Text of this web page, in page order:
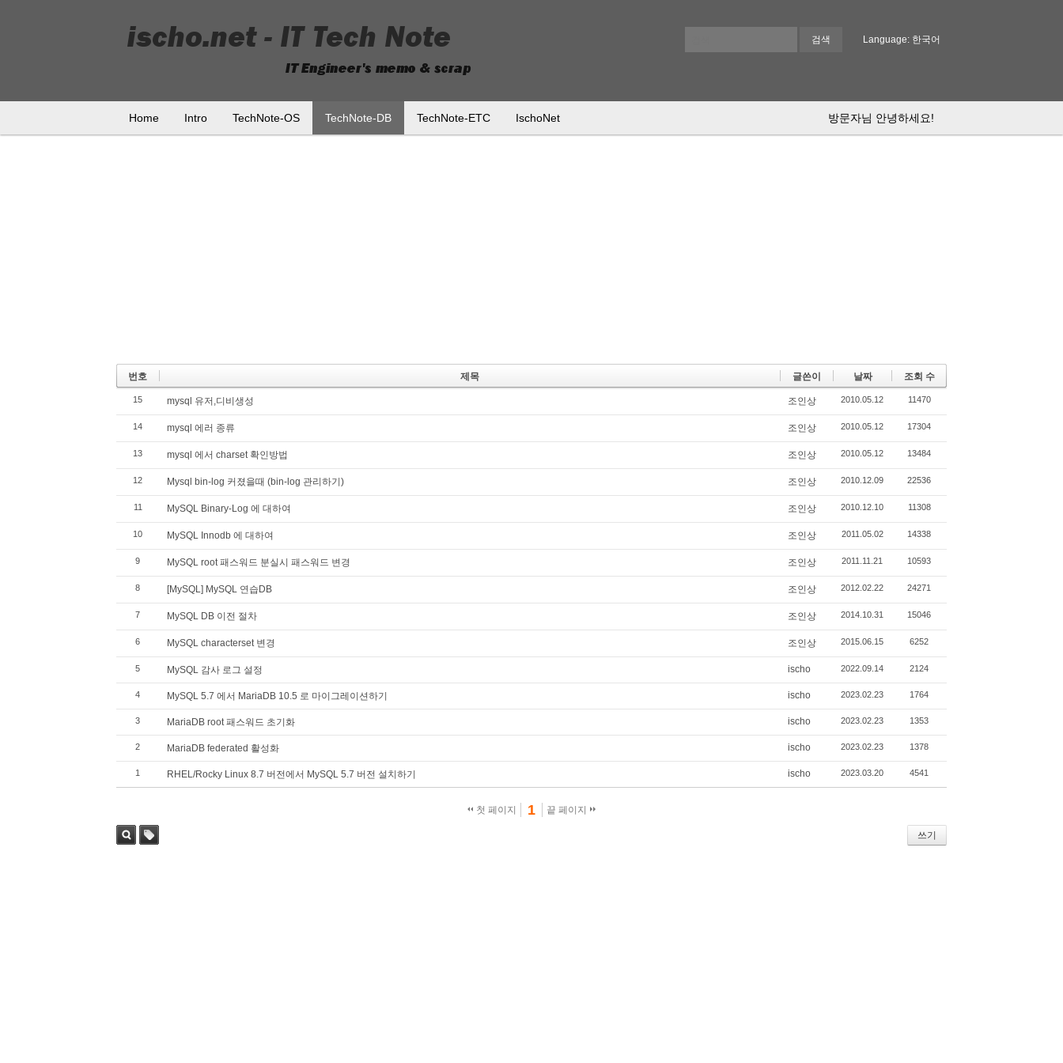
Language: 한국어
방문자님 안녕하세요!
Home Intro TechNote-OS TechNote-DB TechNote-ETC IschoNet
번호 제목 글쓴이 날짜 조회 수
15 mysql 유저,디비생성 조인상 2010.05.12 11470
14 mysql 에러 종류 조인상 2010.05.12 17304
13 mysql 에서 charset 확인방법 조인상 2010.05.12 13484
12 Mysql bin-log 커졌을때 (bin-log 관리하기) 조인상 2010.12.09 22536
11 MySQL Binary-Log 에 대하여 조인상 2010.12.10 11308
10 MySQL Innodb 에 대하여 조인상 2011.05.02 14338
9 MySQL root 패스워드 분실시 패스워드 변경 조인상 2011.11.21 10593
8 [MySQL] MySQL 연습DB 조인상 2012.02.22 24271
7 MySQL DB 이전 절차 조인상 2014.10.31 15046
6 MySQL characterset 변경 조인상 2015.06.15 6252
5 MySQL 감사 로그 설정 ischo 2022.09.14 2124
4 MySQL 5.7 에서 MariaDB 10.5 로 마이그레이션하기 ischo 2023.02.23 1764
3 MariaDB root 패스워드 초기화 ischo 2023.02.23 1353
2 MariaDB federated 활성화 ischo 2023.02.23 1378
1 RHEL/Rocky Linux 8.7 버전에서 MySQL 5.7 버전 설치하기 ischo 2023.03.20 4541
첫 페이지 1 끝 페이지
쓰기